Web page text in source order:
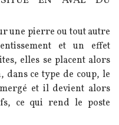
une pierre ou tout autre
et un effet
elles se placent alors
dans ce type de coup, le
et il devient alors
ce qui rend le poste